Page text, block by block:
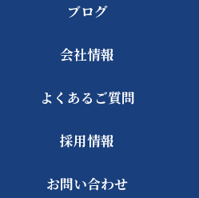
ブログ
会社情報
よくあるご質問
採用情報
お問い合わせ